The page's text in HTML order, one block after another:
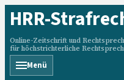
HRR-
Online-Zeitschrift und
für höchstrichterliche
Menü